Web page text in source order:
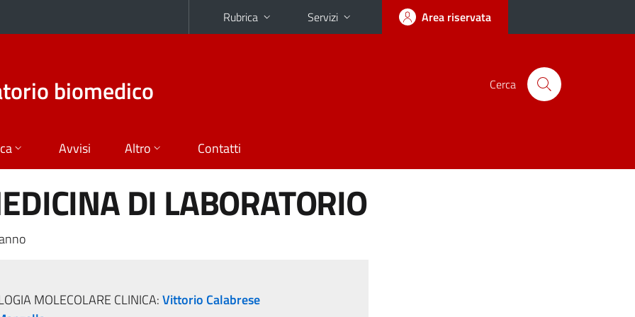
Rubrica Servizi Area riservata
biomedico Cerca
Avvisi Altro Contatti
DI LABORATORIO
MOLECOLARE CLINICA:Vittorio Calabrese